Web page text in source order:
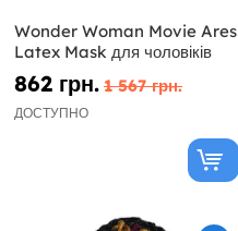
Wonder Woman Movie Ares
Latex Mask для чоловіків
862 грн. 1 567 грн.
ДОСТУПНО